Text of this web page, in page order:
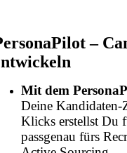
–
Mit dem
Deine
Klicks erstellst Du
passgenau fürs